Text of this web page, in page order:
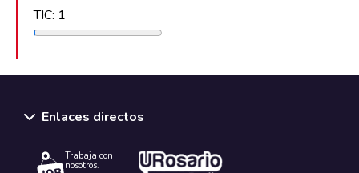
TIC: 1
Enlaces directos
Trabaja con
nosotros.